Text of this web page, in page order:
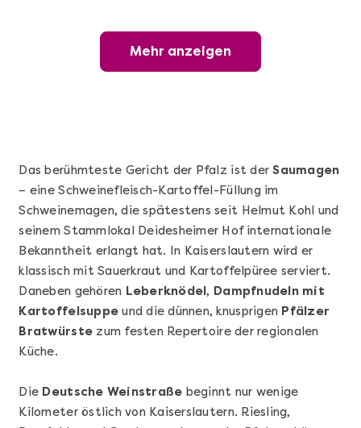
Wunderschöner Weinabend
Mehr anzeigen
Sushi Basic Kurs Bonn
Mehr anzeigen
Das berühmteste Gericht der Pfalz ist derSaumagen
– eine Schweinefleisch-Kartoffel-Füllung im
Schweinemagen, die spätestens seit Helmut Kohl und
seinem Stammlokal Deidesheimer Hof internationale
Bekanntheit erlangt hat. In Kaiserslautern wird er
klassisch mit Sauerkraut und Kartoffelpüree serviert.
Daneben gehören Leberknödel, Dampfnudeln mit
Kartoffelsuppe und die dünnen, knusprigen Pfälzer
Bratwürste zum festen Repertoire der regionalen
Küche.
Die Deutsche Weinstraße beginnt nur wenige
Kilometer östlich von Kaiserslautern. Riesling,